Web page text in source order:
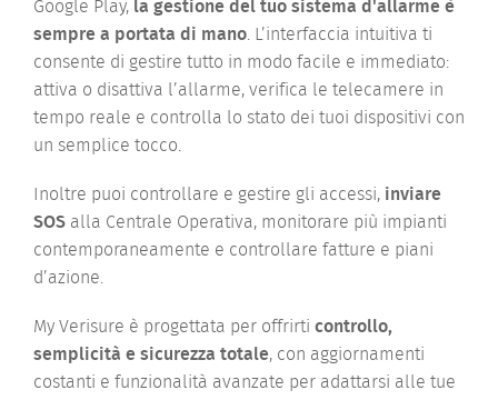
Google Play, la gestione del tuo sistema d'allarme è
sempre a portata di mano . L’interfaccia intuitiva ti
consente di gestire tutto in modo facile e immediato:
attiva o disattiva l’allarme, verifica le telecamere in
tempo reale e controlla lo stato dei tuoi dispositivi con
un semplice tocco.
Inoltre puoi controllare e gestire gli accessi, inviare
SOS alla Centrale Operativa, monitorare più impianti
contemporaneamente e controllare fatture e piani
d’azione.
My Verisure è progettata per offrirti controllo,
semplicità e sicurezza totale, con aggiornamenti
costanti e funzionalità avanzate per adattarsi alle tue